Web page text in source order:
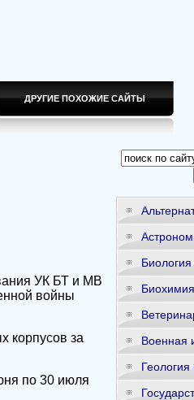
ДРУГИЕ ПОХОЖИЕ САЙТЫ
УК БТ и MB
войны
корпусов за
по 30 июля
Биология
Биохимия
Военная